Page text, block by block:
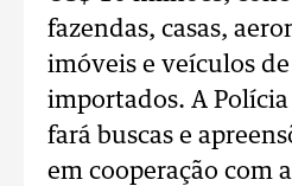
fazendas, casas,
imóveis e veículos
importados. A
fará buscas e
em cooperação com